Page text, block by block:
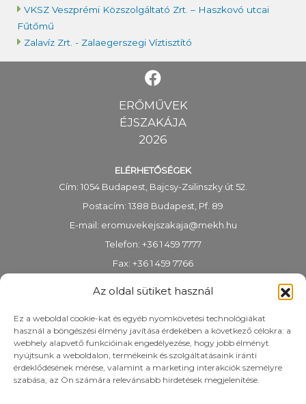
Az oldal sütiket használ
Ez a weboldal cookie-kat és egyéb nyomkövetési technológiákat
használ a böngészési élmény javítása érdekében a következő célokra: a
webhely alapvető funkcióinak engedélyezése, hogy jobb élményt
nyújtsunk a weboldalon, termékeink és szolgáltatásaink iránti
érdeklődésének mérése, valamint a marketing interakciók személyre
szabása, az Ön számára relevánsabb hirdetések megjelenítése.
VKSZ Veszprémi Közszolgáltató Zrt. – Haszkovó utcai
Fűtőmű
Zalavíz Zrt. - Zalaegerszegi Víztisztító
ERŐMŰVEK
ÉJSZAKÁJA
2026
ELÉRHETŐSÉGEK
Cím: 1054 Budapest, Bajcsy-Zsilinszky út 52.
Postacím: 1388 Budapest, Pf. 89
E-mail: eromuvekejszakaja@mekh.hu
Telefon: +36 1 459 7777
Fax: +36 1 459 7766